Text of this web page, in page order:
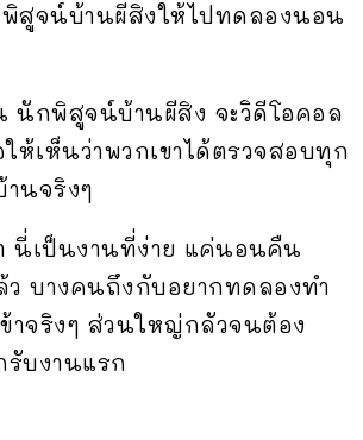
สูจน์บ้านผีสิงให้ไปทดลองนอน
นักพิสูจน์บ้านผีสิง จะวิดีโอคอล
ห้เห็นว่าพวกเขาได้ตรวจสอบทุก
นจริงๆ
นี่เป็นงานที่ง่าย แค่นอนคืน
ว บางคนถึงกับอยากทดลองทำ
าจริงๆ ส่วนใหญ่กลัวจนต้อง
บงานแรก